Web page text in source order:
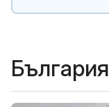
България